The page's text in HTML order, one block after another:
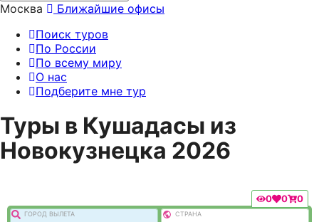
Москва
Ближайшие офисы
Поиск туров
По России
По всему миру
О нас
Подберите мне тур
Туры в Кушадасы из
Новокузнецка 2026
0 0 0
ГОРОД ВЫЛEТА СТРАНА